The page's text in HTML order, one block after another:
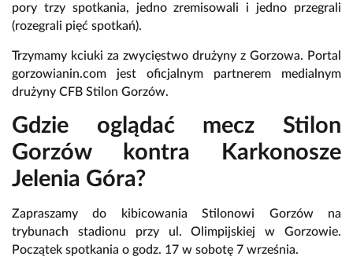
pory trzy spotkania, jedno zremisowali i jedno przegrali
(rozegrali pięć spotkań).
Trzymamy kciuki za zwycięstwo drużyny z Gorzowa. Portal
gorzowianin.com jest oficjalnym partnerem medialnym
drużyny CFB Stilon Gorzów.
Gdzie oglądać mecz Stilon
Gorzów kontra Karkonosze
Jelenia Góra?
Zapraszamy do kibicowania Stilonowi Gorzów na
trybunach stadionu przy ul. Olimpijskiej w Gorzowie.
Początek spotkania o godz. 17 w sobotę 7 września.